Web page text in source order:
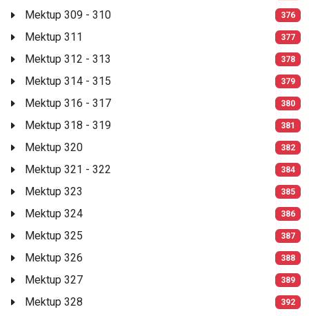
Mektup 309 - 310 376
Mektup 311 377
Mektup 312 - 313 378
Mektup 314 - 315 379
Mektup 316 - 317 380
Mektup 318 - 319 381
Mektup 320 382
Mektup 321 - 322 384
Mektup 323 385
Mektup 324 386
Mektup 325 387
Mektup 326 388
Mektup 327 389
Mektup 328 392